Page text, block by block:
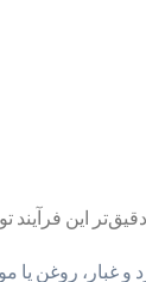
این فرآیند
غبار، روغن یا